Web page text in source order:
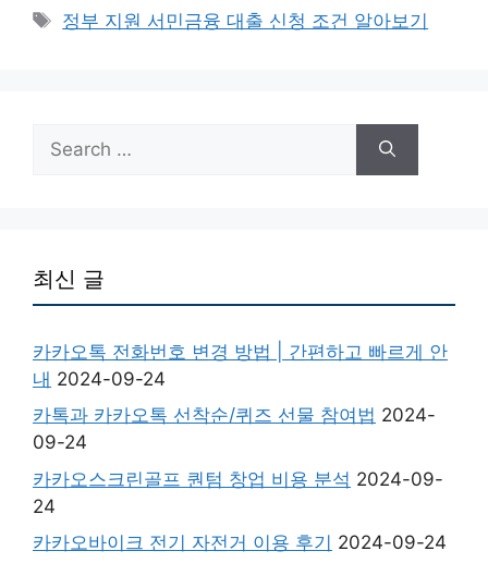
Tags
정부 지원 서민금융 대출 신청 조건 알아보기
for:
최신 글
카카오톡 전화번호 변경 방법 | 간편하고 빠르게 안
내 2024-09-24
카톡과 카카오톡 선착순/퀴즈 선물 참여법 2024-
09-24
카카오스크린골프 퀀텀 창업 비용 분석 2024-09-
24
카카오바이크 전기 자전거 이용 후기 2024-09-24